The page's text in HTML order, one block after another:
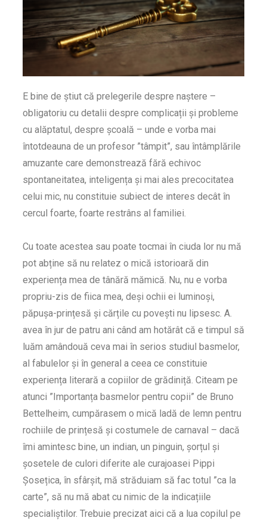
E bine de știut că prelegerile despre naștere –
obligatoriu cu detalii despre complicații și probleme
cu alăptatul, despre școală – unde e vorba mai
întotdeauna de un profesor ”tâmpit”, sau întâmplările
amuzante care demonstrează fără echivoc
spontaneitatea, inteligența și mai ales precocitatea
celui mic, nu constituie subiect de interes decât în
cercul foarte, foarte restrâns al familiei.
Cu toate acestea sau poate tocmai în ciuda lor nu mă
pot abține să nu relatez o mică istorioară din
experiența mea de tânără mămică. Nu, nu e vorba
propriu-zis de fiica mea, deși ochii ei luminoși,
păpușa-prințesă și cărțile cu povești nu lipsesc. A.
avea în jur de patru ani când am hotărât că e timpul să
luăm amândouă ceva mai în serios studiul basmelor,
al fabulelor și în general a ceea ce constituie
experiența literară a copiilor de grădiniță. Citeam pe
atunci ”Importanța basmelor pentru copii” de Bruno
Bettelheim, cumpărasem o mică ladă de lemn pentru
rochiile de prințesă și costumele de carnaval – dacă
îmi amintesc bine, un indian, un pinguin, șorțul și
șosetele de culori diferite ale curajoasei Pippi
Șosețica, în sfârșit, mă străduiam să fac totul ”ca la
carte”, să nu mă abat cu nimic de la indicațiile
specialiștilor. Trebuie precizat aici că a lua copilul pe